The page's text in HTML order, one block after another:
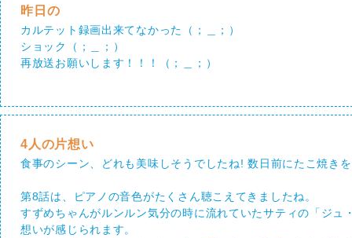
昨日の
カルテット録画出来てなかった（；＿；）
ショック（；＿；）
再放送お願いします！！！（；＿；）
4人の片想い
食事のシーン、どれも美味しそうでしたね! 数日前にたこ焼き
第8話は、ピアノの音色がたくさん聴こえてきましたね。
すずめちゃんがルンルン気分の時に流れていたサティの「ジ
想いが感じられます。